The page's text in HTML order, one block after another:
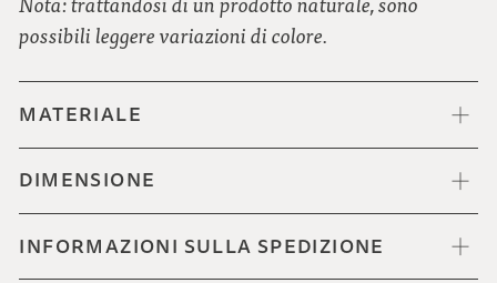
possibili leggere variazioni di colore.
MATERIALE
DIMENSIONE
INFORMAZIONI SULLA SPEDIZIONE